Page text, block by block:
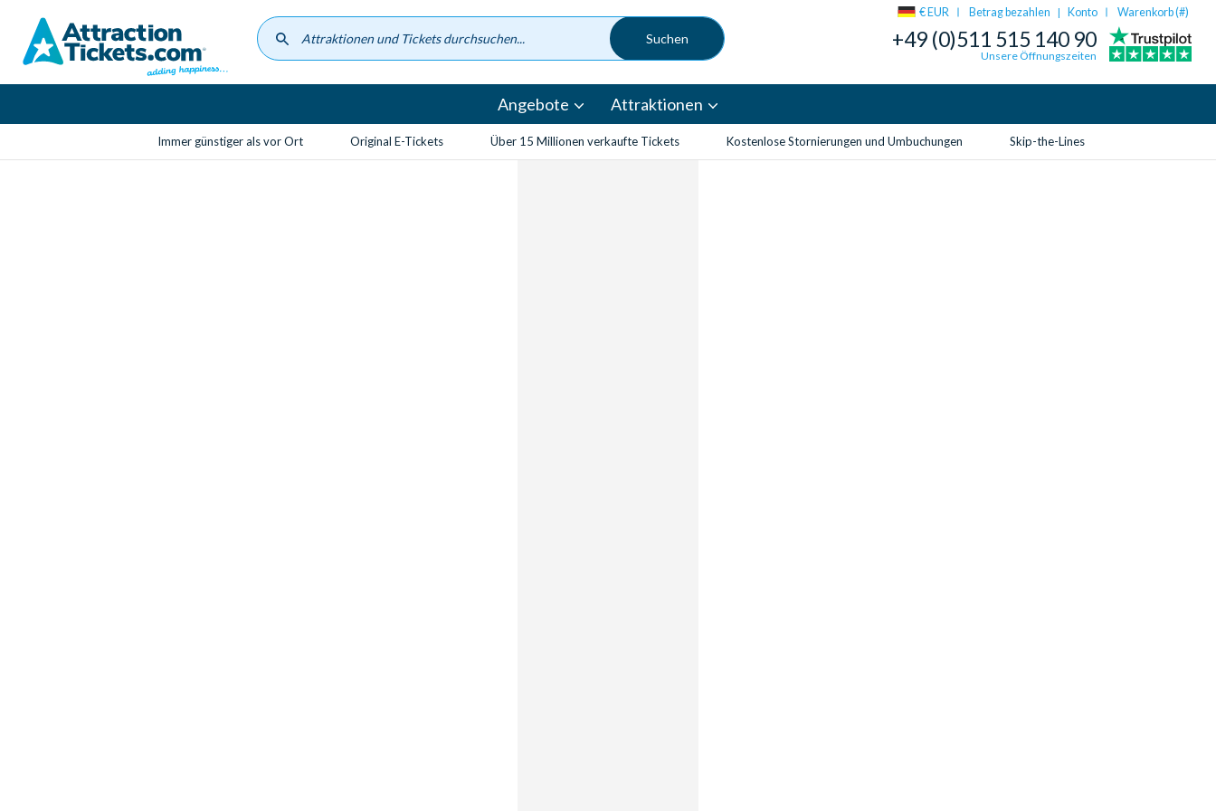
content
€ EUR Betrag bezahlen | Konto Warenkorb (#)
+49 (0)511 515 140 90
Unsere Öffnungszeiten
Angebote Attraktionen
Immer günstiger als vor Ort Original E-Tickets Über 15 Millionen verkaufte Tickets Kostenlose Stornierungen und Umbuchungen Skip-the-Lines